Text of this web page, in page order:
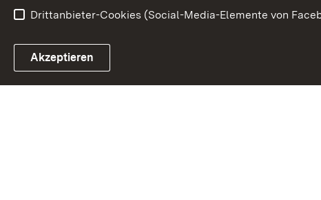
Link zum Landesportal
Drittanbieter-Cookies (Social-Media-Elemente von
Akzeptieren